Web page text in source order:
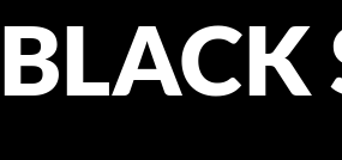
BLACK